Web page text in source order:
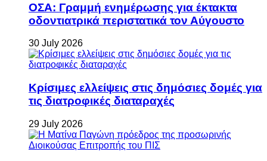
ΟΣΑ: Γραμμή ενημέρωσης για έκτακτα
οδοντιατρικά περιστατικά τον Αύγουστο
30 July 2026
Κρίσιμες ελλείψεις στις δημόσιες δομές για
τις διατροφικές διαταραχές
29 July 2026